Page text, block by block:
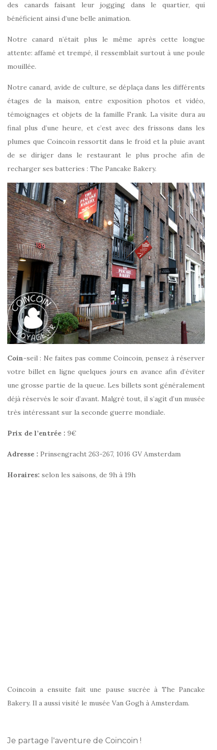
des canards faisant leur jogging dans le quartier, qui
bénéficient ainsi d’une belle animation.
Notre canard n’était plus le même après cette longue
attente: affamé et trempé, il ressemblait surtout à une poule
mouillée.
Notre canard, avide de culture, se déplaça dans les différents
étages de la maison, entre exposition photos et vidéo,
témoignages et objets de la famille Frank. La visite dura au
final plus d’une heure, et c’est avec des frissons dans les
plumes que Coincoin ressortit dans le froid et la pluie avant
de se diriger dans le restaurant le plus proche afin de
recharger ses batteries : The Pancake Bakery.
Coin-seil : Ne faites pas comme Coincoin, pensez à réserver
votre billet en ligne quelques jours en avance afin d’éviter
une grosse partie de la queue. Les billets sont généralement
déjà réservés le soir d’avant. Malgré tout, il s’agit d’un musée
très intéressant sur la seconde guerre mondiale.
Prix de l’entrée : 9€
Adresse : Prinsengracht 263-267, 1016 GV Amsterdam
Horaires: selon les saisons, de 9h à 19h
Coincoin a ensuite fait une pause sucrée à The Pancake
Bakery. Il a aussi visité le musée Van Gogh à Amsterdam.
Je partage l'aventure de Coincoin !